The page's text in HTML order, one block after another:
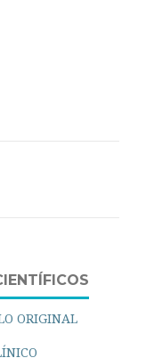
ORIGINAL